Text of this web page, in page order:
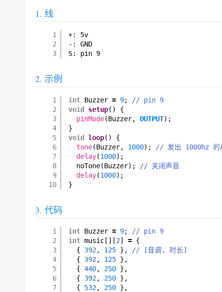
线
1
2
3
+: 5v
-: GND
S: pin 9
示例
1
2
3
4
5
6
7
8
9
10
int Buzzer = 9;
// pin 9
void
setup() {
pinMode(Buzzer, OUTPUT);
}
void
loop() {
tone(Buzzer, 1000);
// 发出 1000hz 的
delay(1000);
noTone(Buzzer);
// 关闭声音
delay(1000);
}
代码
1
2
3
4
5
6
7
int Buzzer = 9;
// pin 9
int music[][2] = {
{ 392, 125 },
// [音调, 时长]
{ 392, 125 },
{ 440, 250 },
{ 392, 250 },
{ 532, 250 },